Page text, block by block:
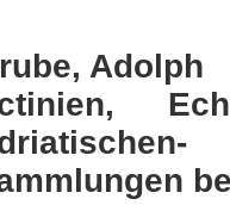
Adolph